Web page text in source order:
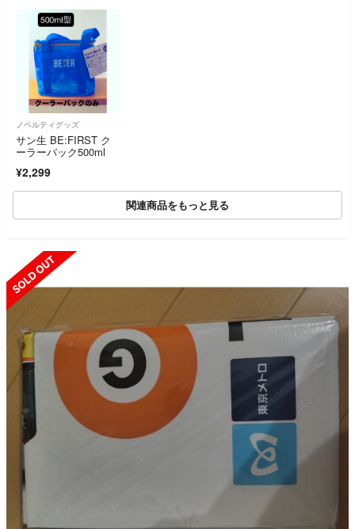
ノベルティグッズ
サン生 BE:FIRST ク
ーラーバック500ml
¥2,299
関連商品をもっと見る